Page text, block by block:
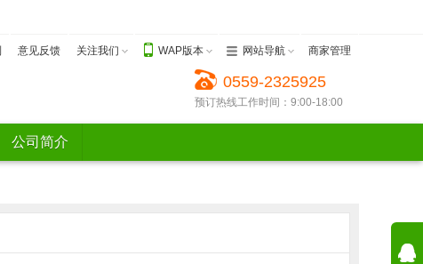
意见反馈 关注我们 WAP版本 网站导航
商家管理
0559-2325925
预订热线工作时间：9:00-18:00
公司简介